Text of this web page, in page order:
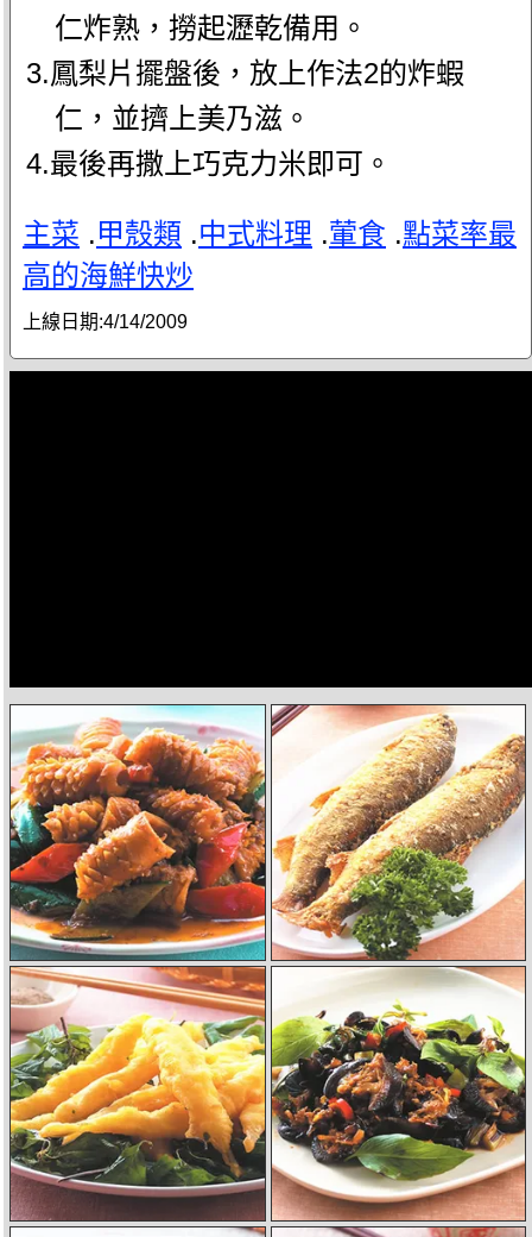
仁炸熟，撈起瀝乾備用。
3.鳳梨片擺盤後，放上作法2的炸蝦
仁，並擠上美乃滋。
4.最後再撒上巧克力米即可。
主菜 .甲殼類 .中式料理 .葷食 .點菜率最
高的海鮮快炒
上線日期:4/14/2009